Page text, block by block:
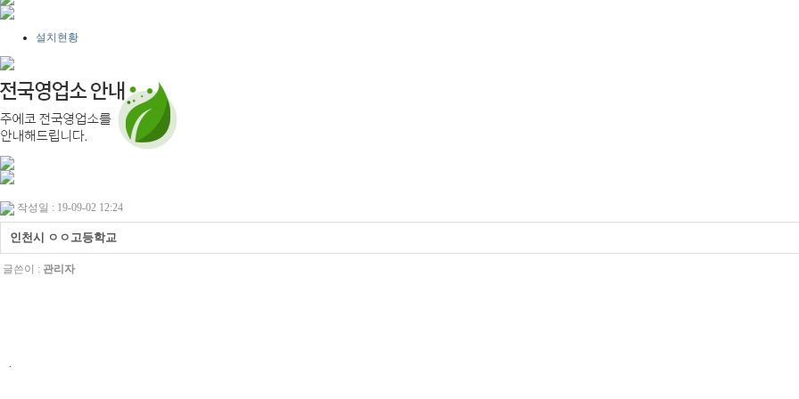
설치현황
작성일 : 19-09-02 12:24
인천시 ㅇㅇ고등학교
글쓴이 : 관리자
.